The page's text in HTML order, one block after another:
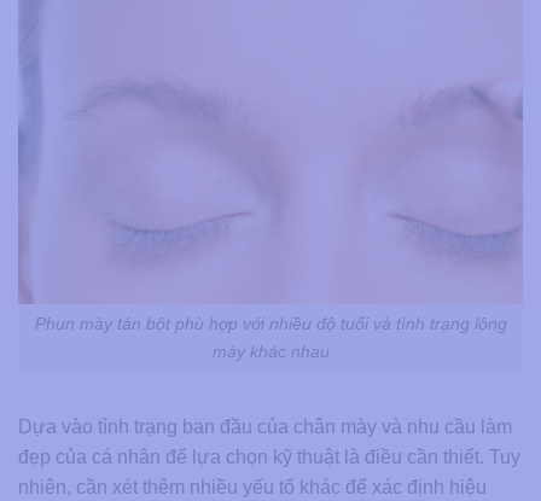
Phun mày tán bột phù hợp với nhiều độ tuổi và tình trạng lông
mày khác nhau
Dựa vào tình trạng ban đầu của chân mày và nhu cầu làm
đẹp của cá nhân để lựa chọn kỹ thuật là điều cần thiết. Tuy
nhiên, cần xét thêm nhiều yếu tố khác để xác định hiệu